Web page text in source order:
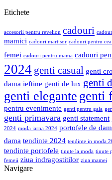
Etichete
accesorii pentru revelion cadouri
mamici cadouri martisor cadouri pentru
femei cadouri pentru mama cadouri
2024 genti casual genti
dama ieftine genti de lux genti
genti elegante genti
pentru evenimente genti pentru gala
genti primavara genti statement
2024 moda iarna 2024 portofele de
dama tendinte 2024 tendinte in moda
tendinte portofele tinute la moda tinute
femeii ziua indragostitilor ziua mamei
Navigare